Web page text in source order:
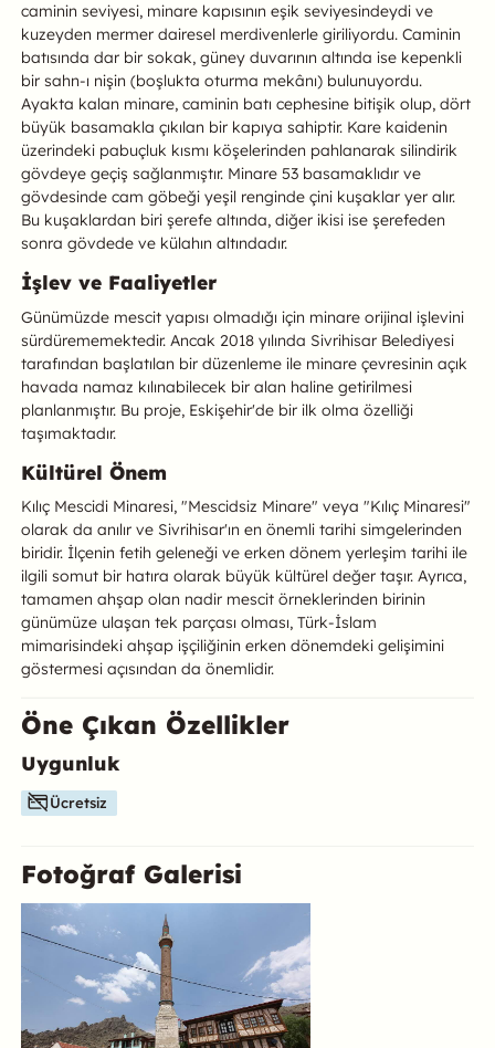
caminin seviyesi, minare kapısının eşik seviyesindeydi ve
kuzeyden mermer dairesel merdivenlerle giriliyordu. Caminin
batısında dar bir sokak, güney duvarının altında ise kepenkli
bir sahn-ı nişin (boşlukta oturma mekânı) bulunuyordu.
Ayakta kalan minare, caminin batı cephesine bitişik olup, dört
büyük basamakla çıkılan bir kapıya sahiptir. Kare kaidenin
üzerindeki pabuçluk kısmı köşelerinden pahlanarak silindirik
gövdeye geçiş sağlanmıştır. Minare 53 basamaklıdır ve
gövdesinde cam göbeği yeşil renginde çini kuşaklar yer alır.
Bu kuşaklardan biri şerefe altında, diğer ikisi ise şerefeden
sonra gövdede ve külahın altındadır.
İşlev ve Faaliyetler
Günümüzde mescit yapısı olmadığı için minare orijinal işlevini
sürdürememektedir. Ancak 2018 yılında Sivrihisar Belediyesi
tarafından başlatılan bir düzenleme ile minare çevresinin açık
havada namaz kılınabilecek bir alan haline getirilmesi
planlanmıştır. Bu proje, Eskişehir'de bir ilk olma özelliği
taşımaktadır.
Kültürel Önem
Kılıç Mescidi Minaresi, "Mescidsiz Minare" veya "Kılıç Minaresi"
olarak da anılır ve Sivrihisar'ın en önemli tarihi simgelerinden
biridir. İlçenin fetih geleneği ve erken dönem yerleşim tarihi ile
ilgili somut bir hatıra olarak büyük kültürel değer taşır. Ayrıca,
tamamen ahşap olan nadir mescit örneklerinden birinin
günümüze ulaşan tek parçası olması, Türk-İslam
mimarisindeki ahşap işçiliğinin erken dönemdeki gelişimini
göstermesi açısından da önemlidir.
Öne Çıkan Özellikler
Bu mekanın öne çıkan özelliklerini aşağıda bulabilirsiniz.
Uygunluk
Ücretsiz
Fotoğraf Galerisi